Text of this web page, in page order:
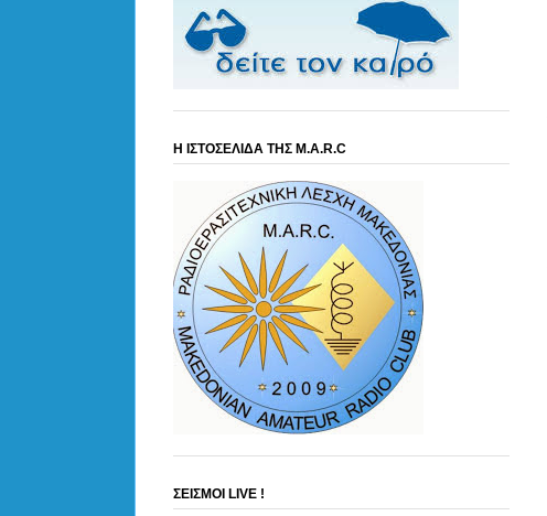
Η ΙΣΤΟΣΕΛΙΔΑ ΤΗΣ M.A.R.C
ΣΕΙΣΜΟΙ LIVE !